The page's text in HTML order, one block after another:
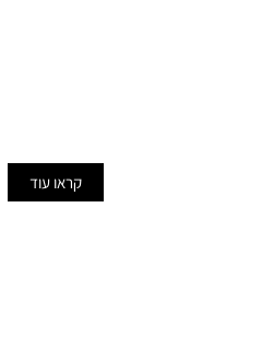
קראו עוד